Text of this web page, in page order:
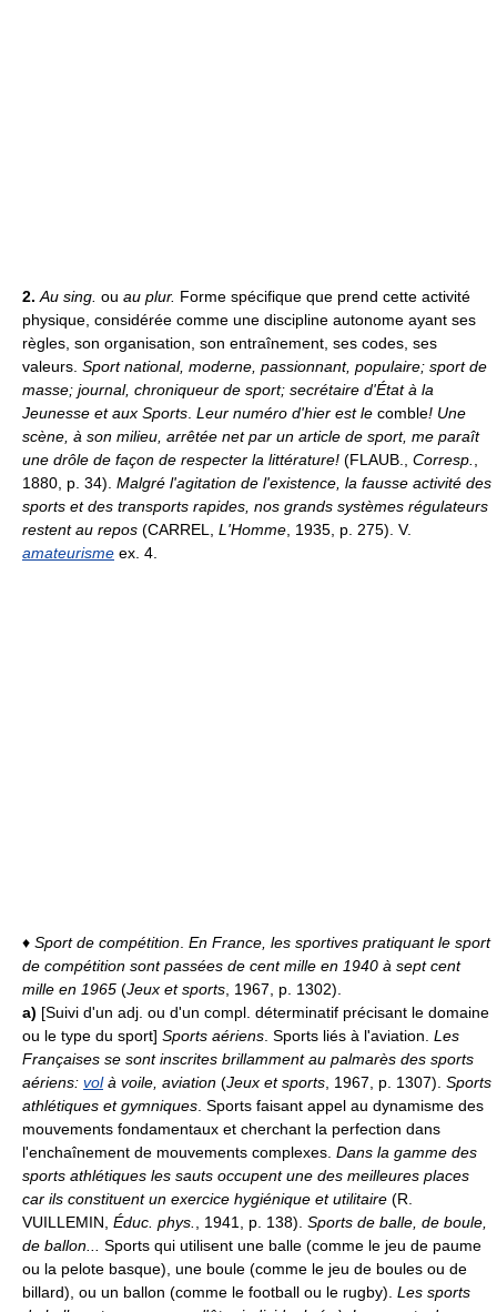
2. Au sing. ou au plur. Forme spécifique que prend cette activité
physique, considérée comme une discipline autonome ayant ses
règles, son organisation, son entraînement, ses codes, ses
valeurs. Sport national, moderne, passionnant, populaire; sport de
masse; journal, chroniqueur de sport; secrétaire d'État à la
Jeunesse et aux Sports Leur numéro d'hier est le comble! Une
scène, à son milieu, arrêtée net par un article de sport, me paraît
une drôle de façon de respecter la littérature! (FLAUB., Corresp.
1880, p. 34). Malgré l'agitation de l'existence, la fausse activité des
sports et des transports rapides, nos grands systèmes régulateurs
restent au repos (CARREL, L'Homme , 1935, p. 275). V.
amateurisme ex. 4.
♦ Sport de compétition En France, les sportives pratiquant le sport
de compétition sont passées de cent mille en 1940 à sept cent
mille en 1965 (Jeux et sports , 1967, p. 1302).
a) [Suivi d'un adj. ou d'un compl. déterminatif précisant le domaine
ou le type du sport] Sports aériens . Sports liés à l'aviation. Les
Françaises se sont inscrites brillamment au palmarès des sports
aériens: volà voile, aviation (Jeux et sports , 1967, p. 1307). Sports
athlétiques et gymniques . Sports faisant appel au dynamisme des
mouvements fondamentaux et cherchant la perfection dans
l'enchaînement de mouvements complexes. Dans la gamme des
sports athlétiques les sauts occupent une des meilleures places
car ils constituent un exercice hygiénique et utilitaire (R.
VUILLEMIN, Éduc. phys. , 1941, p. 138). Sports de balle, de boule,
de ballon... Sports qui utilisent une balle (comme le jeu de paume
ou la pelote basque), une boule (comme le jeu de boules ou de
billard), ou un ballon (comme le football ou le rugby). Les sports